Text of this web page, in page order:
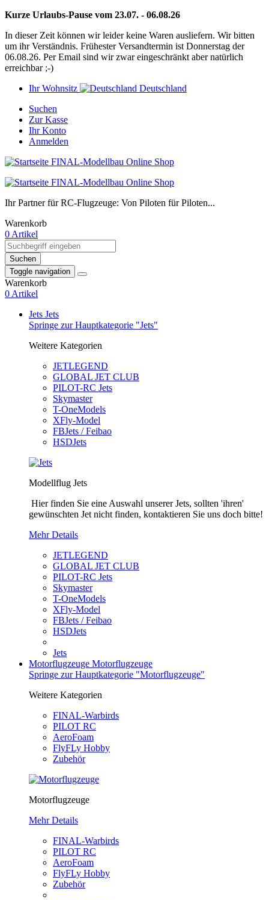
Kurze Urlaubs-Pause vom 23.07. - 06.08.26
In dieser Zeit können wir leider keine Waren ausliefern. Wir bitten
um ihr Verständnis. Frühester Versandtermin ist Donnerstag der
06.08.26. Per Email sind wir zwar eingeschränkt aber natürlich
erreichbar ;-)
Ihr Wohnsitz
Deutschland
Suchen
Zur Kasse
Ihr Konto
Anmelden
Ihr Partner für RC-Flugzeuge: Von Piloten für Piloten...
Warenkorb
0 Artikel
Suchen
Toggle navigation
Warenkorb
0 Artikel
Jets Jets
Springe zur Hauptkategorie "Jets"
Weitere Kategorien
JETLEGEND
GLOBAL JET CLUB
PILOT-RC Jets
Skymaster
T-OneModels
XFly-Model
FBJets / Feibao
HSDJets
Modellflug Jets
Hier finden Sie eine Auswahl unserer Jets, sollten 'ihren'
gewünschten Jet nicht finden, kontaktieren Sie uns doch bitte!
Mehr Details
JETLEGEND
GLOBAL JET CLUB
PILOT-RC Jets
Skymaster
T-OneModels
XFly-Model
FBJets / Feibao
HSDJets
Jets
Motorflugzeuge Motorflugzeuge
Springe zur Hauptkategorie "Motorflugzeuge"
Weitere Kategorien
FINAL-Warbirds
PILOT RC
AeroFoam
FlyFLy Hobby
Zubehör
Motorflugzeuge
Mehr Details
FINAL-Warbirds
PILOT RC
AeroFoam
FlyFLy Hobby
Zubehör